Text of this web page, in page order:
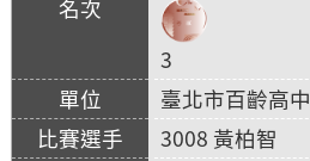
3
臺北市百齡高中
3008 黃柏智